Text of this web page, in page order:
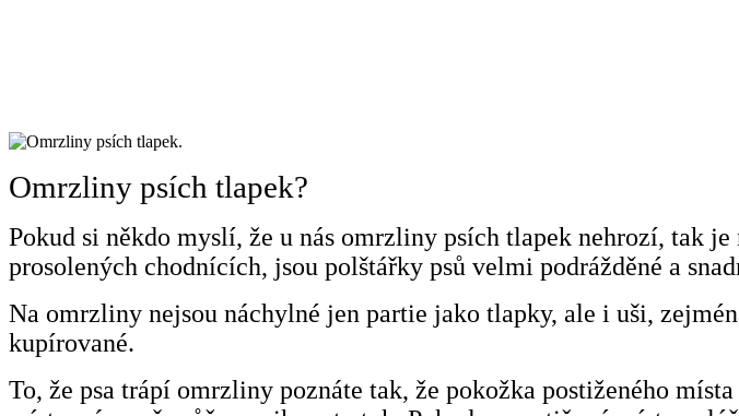
Omrzliny psích tlapek?
Pokud si někdo myslí, že u nás omrzliny psích tlapek nehrozí, tak
prosolených chodnících, jsou polštářky psů velmi podrážděné a
Na omrzliny nejsou náchylné jen partie jako tlapky, ale i uši,
kupírované.
To, že psa trápí omrzliny poznáte tak, že pokožka postiženého